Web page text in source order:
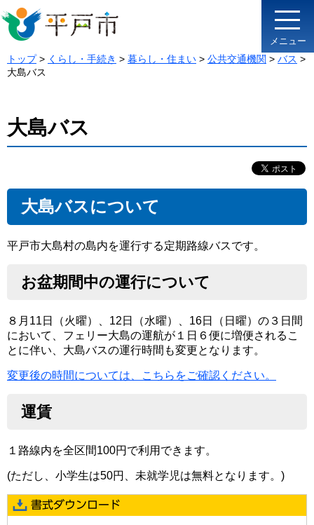
メニュー
トップ> くらし・手続き > 暮らし・住まい > 公共交通機関 > バス >
大島バス
大島バス
大島バスについて
平戸市大島村の島内を運行する定期路線バスです。
お盆期間中の運行について
８月11日（火曜）、12日（水曜）、16日（日曜）の３日間
において、フェリー大島の運航が１日６便に増便されるこ
とに伴い、大島バスの運行時間も変更となります。
変更後の時間については、こちらをご確認ください。
運賃
１路線内を全区間100円で利用できます。
(ただし、小学生は50円、未就学児は無料となります。)